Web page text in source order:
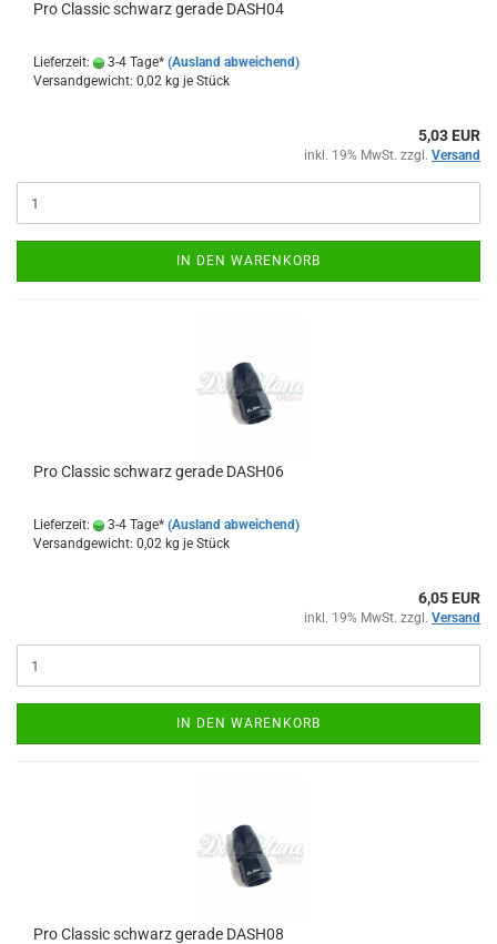
Pro Clas­sic schwarz ge­ra­de DASH04
Lieferzeit: 3-4 Tage* (Ausland abweichend)
Versandgewicht: 0,02 kg je Stück
5,03 EUR
inkl. 19% MwSt. zzgl. Versand
IN DEN WARENKORB
Pro Clas­sic schwarz ge­ra­de DASH06
Lieferzeit: 3-4 Tage* (Ausland abweichend)
Versandgewicht: 0,02 kg je Stück
6,05 EUR
inkl. 19% MwSt. zzgl. Versand
IN DEN WARENKORB
Pro Clas­sic schwarz ge­ra­de DASH08